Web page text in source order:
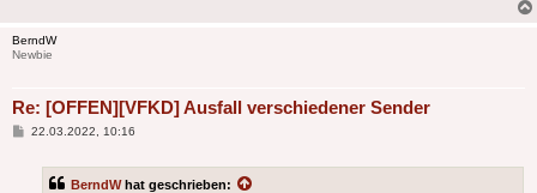
BerndW
Newbie
Re: [OFFEN][VFKD] Ausfall verschiedener Sender
Beitrag
22.03.2022, 10:16
BerndWhat geschrieben: